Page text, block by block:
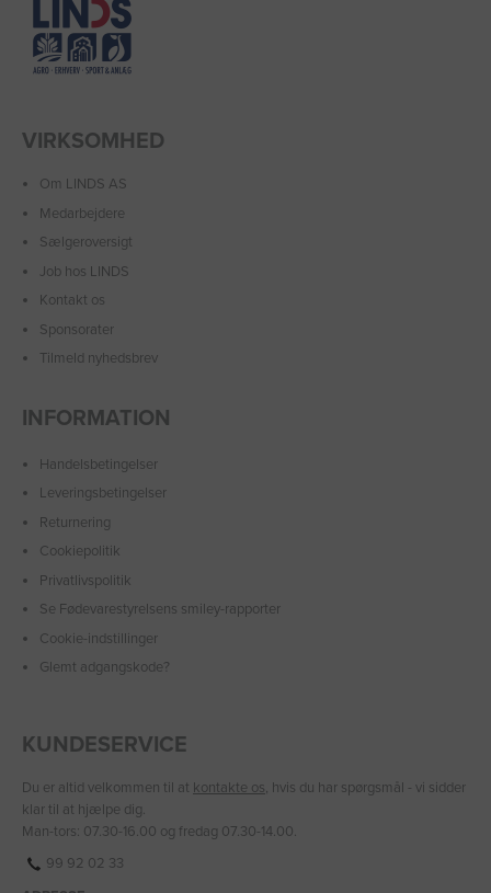
VIRKSOMHED
Om LINDS AS
Medarbejdere
Sælgeroversigt
Job hos LINDS
Kontakt os
Sponsorater
Tilmeld nyhedsbrev
INFORMATION
Handelsbetingelser
Leveringsbetingelser
Returnering
Cookiepolitik
Privatlivspolitik
Se Fødevarestyrelsens smiley-rapporter
Cookie-indstillinger
Glemt adgangskode?
KUNDESERVICE
Du er altid velkommen til at kontakte os, hvis du har spørgsmål - vi sidder
klar til at hjælpe dig.
Man-tors: 07.30-16.00 og fredag 07.30-14.00.
99 92 02 33